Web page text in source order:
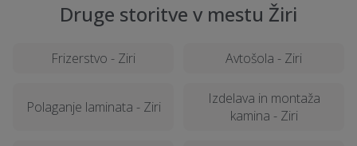
Druge storitve v mestu Žiri
Frizerstvo - Ziri Avtošola - Ziri
Polaganje laminata - Ziri
Izdelava in montaža
kamina - Ziri